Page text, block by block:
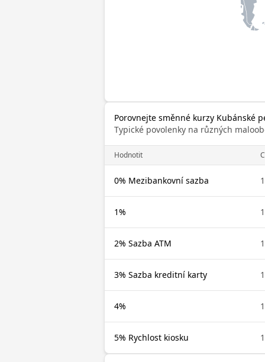
Porovnejte směnné kurzy Kubánské
Typické povolenky na různých
Hodnotit
0% Mezibankovní sazba
1%
2% Sazba ATM
3% Sazba kreditní karty
4%
5% Rychlost kiosku